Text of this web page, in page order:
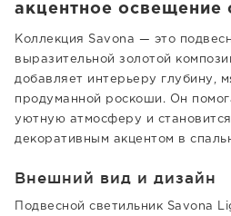
акцентное освещение
Коллекция Savona — это
выразительной золотой
добавляет интерьеру глубину,
продуманной роскоши. Он
уютную атмосферу и
декоративным акцентом в
Внешний вид и дизайн
Подвесной светильник Savona